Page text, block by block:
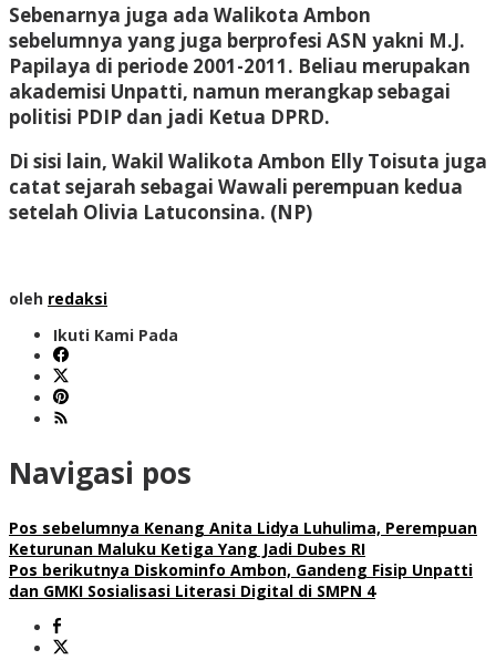
Sebenarnya juga ada Walikota Ambon
sebelumnya yang juga berprofesi ASN yakni M.J.
Papilaya di periode 2001-2011. Beliau merupakan
akademisi Unpatti, namun merangkap sebagai
politisi PDIP dan jadi Ketua DPRD.
Di sisi lain, Wakil Walikota Ambon Elly Toisuta juga
catat sejarah sebagai Wawali perempuan kedua
setelah Olivia Latuconsina. (NP)
oleh redaksi
Ikuti Kami Pada
Navigasi pos
Pos sebelumnya Kenang Anita Lidya Luhulima, Perempuan
Keturunan Maluku Ketiga Yang Jadi Dubes RI
Pos berikutnya Diskominfo Ambon, Gandeng Fisip Unpatti
dan GMKI Sosialisasi Literasi Digital di SMPN 4